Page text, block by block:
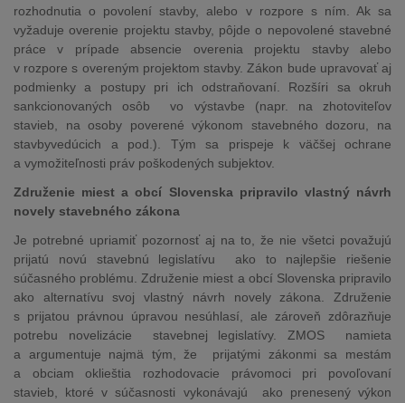
rozhodnutia o povolení stavby, alebo v rozpore s ním. Ak sa
vyžaduje overenie projektu stavby, pôjde o nepovolené stavebné
práce v prípade absencie overenia projektu stavby alebo
v rozpore s overeným projektom stavby. Zákon bude upravovať aj
podmienky a postupy pri ich odstraňovaní. Rozšíri sa okruh
sankcionovaných osôb vo výstavbe (napr. na zhotoviteľov
stavieb, na osoby poverené výkonom stavebného dozoru, na
stavbyvedúcich a pod.). Tým sa prispeje k väčšej ochrane
a vymožiteľnosti práv poškodených subjektov.
Združenie miest a obcí Slovenska pripravilo vlastný návrh
novely stavebného zákona
Je potrebné upriamiť pozornosť aj na to, že nie všetci považujú
prijatú novú stavebnú legislatívu ako to najlepšie riešenie
súčasného problému. Združenie miest a obcí Slovenska pripravilo
ako alternatívu svoj vlastný návrh novely zákona. Združenie
s prijatou právnou úpravou nesúhlasí, ale zároveň zdôrazňuje
potrebu novelizácie stavebnej legislatívy. ZMOS namieta
a argumentuje najmä tým, že prijatými zákonmi sa mestám
a obciam oklieštia rozhodovacie právomoci pri povoľovaní
stavieb, ktoré v súčasnosti vykonávajú ako prenesený výkon